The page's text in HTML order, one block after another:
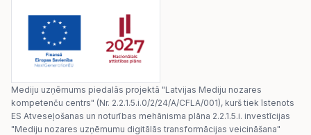
Mediju uzņēmums piedalās projektā "Latvijas Mediju nozares
kompetenču centrs" (Nr. 2.2.1.5.i.0/2/24/A/CFLA/001), kurš tiek īstenots
ES Atveseļošanas un noturības mehānisma plāna 2.2.1.5.i. investīcijas
"Mediju nozares uzņēmumu digitālās transformācijas veicināšana"